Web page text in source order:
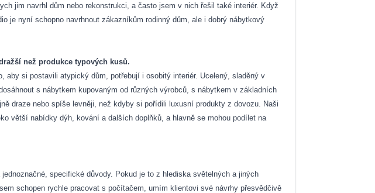
jim navrhl dům nebo rekonstrukci, a často jsem v nich řešil také interiér. Když
je nyní schopno navrhnout zákazníkům rodinný dům, ale i dobrý nábytkový
než produkce typových kusů.
si postavili atypický dům, potřebují i osobitý interiér. Ucelený, sladěný v
s nábytkem kupovaným od různých výrobců, s nábytkem v základních
draze nebo spíše levněji, než kdyby si pořídili luxusní produkty z dovozu. Naši
větší nabídky dýh, kování a dalších doplňků, a hlavně se mohou podílet na
specifické důvody. Pokud je to z hlediska světelných a jiných
schopen rychle pracovat s počítačem, umím klientovi své návrhy přesvědčivě